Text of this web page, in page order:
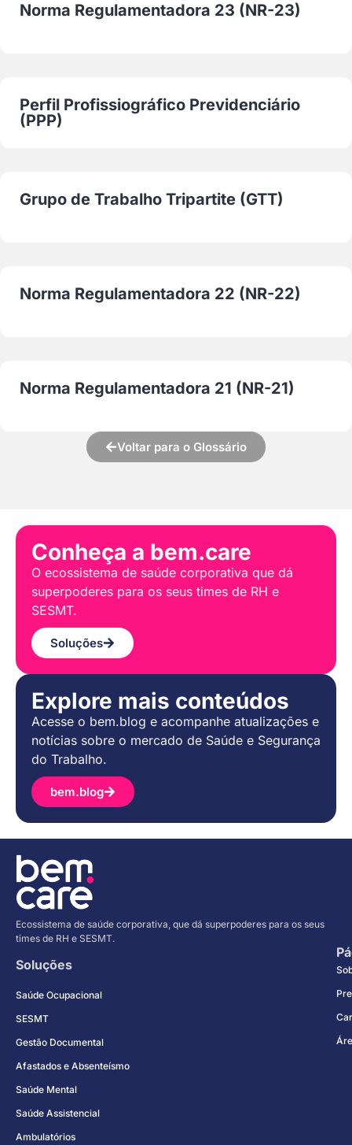
Norma Regulamentadora 23 (NR-23)
Perfil Profissiográfico Previdenciário
(PPP)
Grupo de Trabalho Tripartite (GTT)
Norma Regulamentadora 22 (NR-22)
Norma Regulamentadora 21 (NR-21)
Voltar para o Glossário
Conheça a bem.care
O ecossistema de saúde corporativa que dá
superpoderes para os seus times de RH e
SESMT.
Soluções
Explore mais conteúdos
Acesse o bem.blog e acompanhe atualizações e
notícias sobre o mercado de Saúde e Segurança
do Trabalho.
bem.blog
Ecossistema de saúde corporativa, que dá superpoderes para os seus
times de RH e SESMT.
Soluções
Saúde Ocupacional
SESMT
Gestão Documental
Afastados e Absenteísmo
Saúde Mental
Saúde Assistencial
Ambulatórios